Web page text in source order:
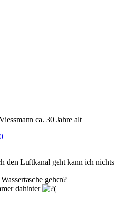
ca. 30 Jahre alt
den Luftkanal geht kann ich nichts
gehen?
dahinter